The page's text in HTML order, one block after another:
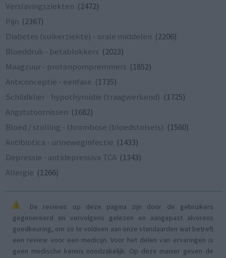
Verslavingsziekten (2472)
Pijn (2367)
Diabetes (suikerziekte) - orale middelen (2206)
Bloeddruk - betablokkers (2023)
Maagzuur - protonpompremmers (1852)
Anticonceptie - eenfase (1735)
Schildklier - hypothyroidie (traagwerkend) (1725)
Angststoornissen (1682)
Bloed / stolling - thrombose (bloedstolsels) (1560)
Antibiotica - urineweginfectie (1433)
Depressie - antidepressiva TCA (1343)
Allergie (1266)
De reviews op deze pagina zijn door de gebruikers
gegenereerd en vervolgens gelezen en aangepast alvorens
goedkeuring, om zo te voldoen aan onze standaarden wat betreft
een review voor een medicijn. Voor het delen van ervaringen is
geen medische kennis noodzakelijk. Op deze manier geven de